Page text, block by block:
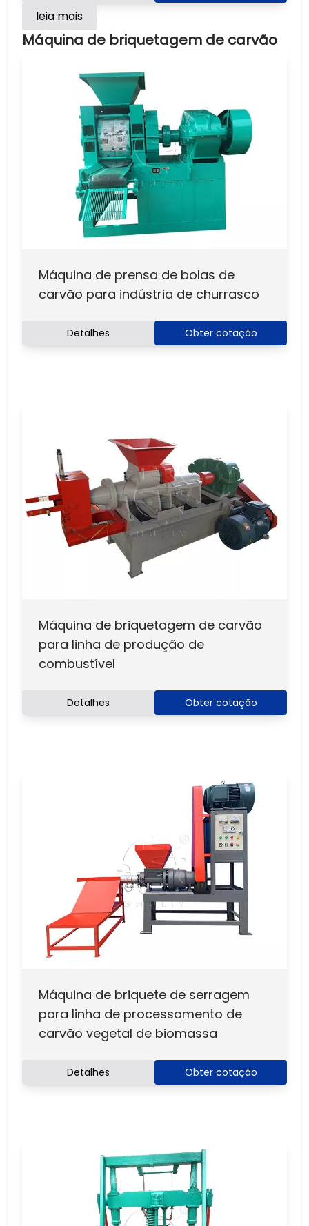
leia mais
Máquina de briquetagem de carvão
Máquina de prensa de bolas de
carvão para indústria de churrasco
Detalhes Obter cotação
Máquina de briquetagem de carvão
para linha de produção de
combustível
Detalhes Obter cotação
Máquina de briquete de serragem
para linha de processamento de
carvão vegetal de biomassa
Detalhes Obter cotação